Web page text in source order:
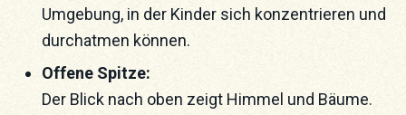
Umgebung, in der Kinder sich konzentrieren und
durchatmen können.
Offene Spitze:
Der Blick nach oben zeigt Himmel und Bäume.